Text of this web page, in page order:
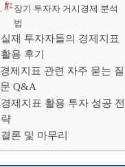
장기 투자자 거시경제 분석
법
실제 투자자들의 경제지표
활용 후기
경제지표 관련 자주 묻는 질
문 Q&A
경제지표 활용 투자 성공 전
략
결론 및 마무리